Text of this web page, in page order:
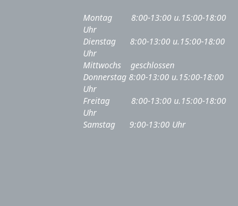
Montag 8:00-13:00 u.15:00-18:00
Uhr
Dienstag 8:00-13:00 u.15:00-18:00
Uhr
Mittwochs geschlossen
Donnerstag 8:00-13:00 u.15:00-18:00
Uhr
Freitag 8:00-13:00 u.15:00-18:00
Uhr
Samstag 9:00-13:00 Uhr